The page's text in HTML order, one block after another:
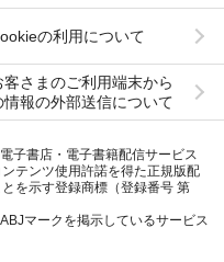
の利用について
客さまのご利用端末から
情報の外部送信について
子書店・電子書籍配信サービス
テンツ使用許諾を得た正規版配
を示す登録商標（登録番号 第
マークを掲示しているサービス